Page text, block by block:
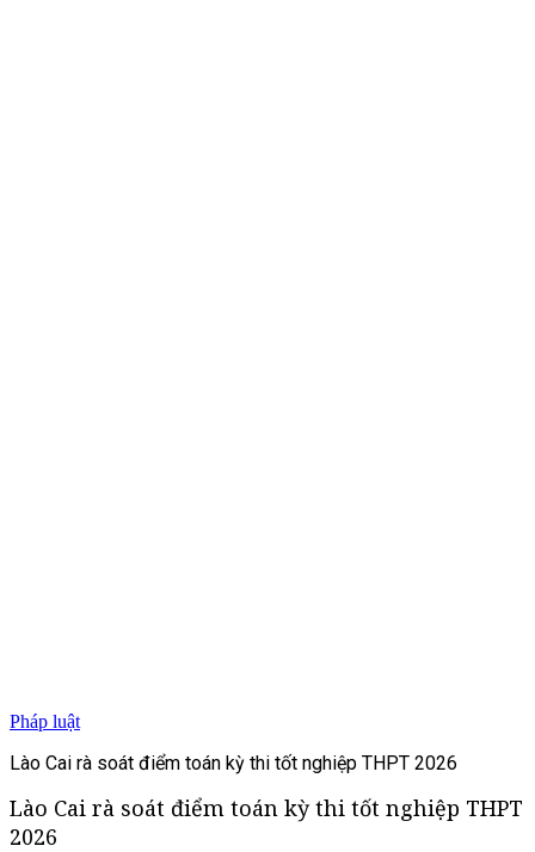
Pháp luật
Lào Cai rà soát điểm toán kỳ thi tốt nghiệp THPT 2026
Lào Cai rà soát điểm toán kỳ thi tốt nghiệp THPT
2026